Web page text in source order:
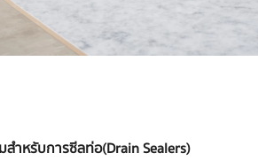
ำหรับการซีลท่อ (Drain Sealers)